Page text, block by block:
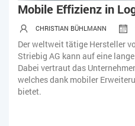
Mobile Effizienz in
CHRISTIAN BÜHLMANN
Der weltweit tätige Hersteller
Striebig AG kann auf eine
Dabei vertraut das
welches dank mobiler
bietet.